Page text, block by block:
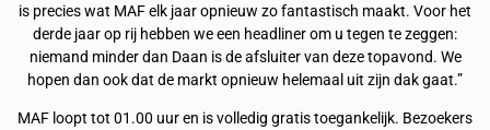
is precies wat MAF elk jaar opnieuw zo fantastisch maakt. Voor het
derde jaar op rij hebben we een headliner om u tegen te zeggen:
niemand minder dan Daan is de afsluiter van deze topavond. We
hopen dan ook dat de markt opnieuw helemaal uit zijn dak gaat.”
MAF loopt tot 01.00 uur en is volledig gratis toegankelijk. Bezoekers